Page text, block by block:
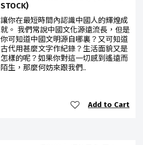
STOCK)
讓你在最短時間內認識中國人的輝煌成
就。 我們常說中國文化源遠流長，但是
你可知道中國文明源自哪裏？又可知道
古代用甚麼文字作紀錄？生活面貌又是
怎樣的呢？如果你對這一切感到遙遠而
陌生，那麼何妨來跟我們..
Add to Cart